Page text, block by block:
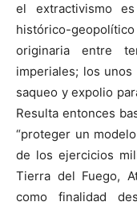
el extractivismo
histórico-
originaria entre
imperiales; los
saqueo y expolio
Resulta entonces
“proteger un
de los ejercicios
Tierra del Fuego,
como finalidad